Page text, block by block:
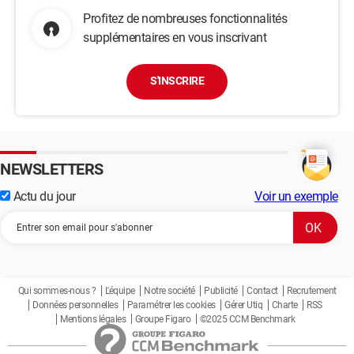
command = self.par_numero)
    def choix_par_numero(self):
        self.window2 = Tk()
        self.window2.title("Les departements
français par numéro")
        label_window = Label(self.window2,
text="QUIZ : ", font=("Arial", 28),
Profitez de nombreuses fonctionnalités
supplémentaires en vous inscrivant
S'INSCRIRE
NEWSLETTERS
Actu du jour Voir un exemple
Qui sommes-nous ? L'équipe Notre société Publicité Contact
Recrutement
Données personnelles
Paramétrer les cookies Gérer Utiq Charte
RSS
Mentions légales
Groupe Figaro ©2025 CCM Benchmark